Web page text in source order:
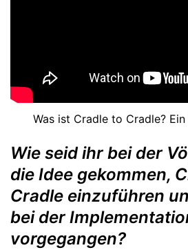
Was ist Cradle to Cradle?
Wie seid ihr bei der
die Idee gekommen,
Cradle einzuführen
bei der
vorgegangen?